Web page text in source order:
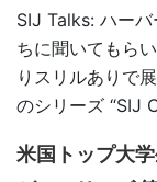
SIJ Talks: ハー
ちに聞いてもら
りスリルありで
のシリーズ “SIJ
米国トップ大